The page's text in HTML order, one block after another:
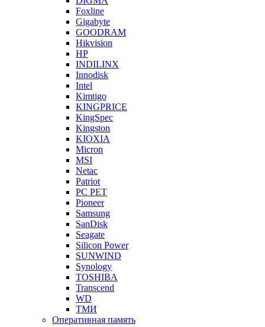
Foxline
Gigabyte
GOODRAM
Hikvision
HP
INDILINX
Innodisk
Intel
Kimtigo
KINGPRICE
KingSpec
Kingston
KIOXIA
Micron
MSI
Netac
Patriot
PC PET
Pioneer
Samsung
SanDisk
Seagate
Silicon Power
SUNWIND
Synology
TOSHIBA
Transcend
WD
ТМИ
Оперативная память